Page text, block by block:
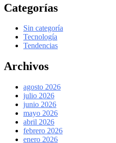
Categorías
Sin categoría
Tecnología
Tendencias
Archivos
agosto 2026
julio 2026
junio 2026
mayo 2026
abril 2026
febrero 2026
enero 2026